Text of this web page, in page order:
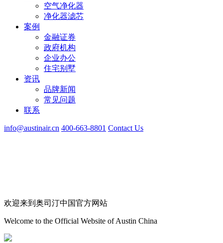
空气净化器
净化器滤芯
案例
金融证券
政府机构
企业办公
住宅别墅
资讯
品牌新闻
常见问题
联系
info@austinair.cn 400-663-8801 Contact Us
欢迎来到奥司汀中国官方网站
Welcome to the Official Website of Austin China